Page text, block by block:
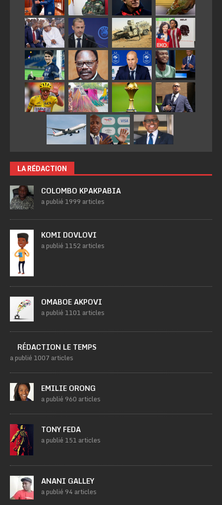
LA RÉDACTION
COLOMBO KPAKPABIA
a publié 1999 articles
KOMI DOVLOVI
a publié 1152 articles
OMABOE AKPOVI
a publié 1101 articles
RÉDACTION LE TEMPS
a publié 1007 articles
EMILIE ORONG
a publié 960 articles
TONY FEDA
a publié 151 articles
ANANI GALLEY
a publié 94 articles